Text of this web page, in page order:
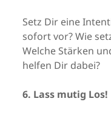
Setz Dir eine
sofort vor? Wie
Welche Stärken
helfen Dir dabei?
6. Lass mutig Los!